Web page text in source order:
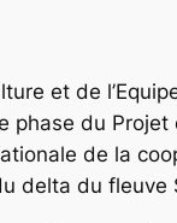
et de
du
de la
delta du fleuve